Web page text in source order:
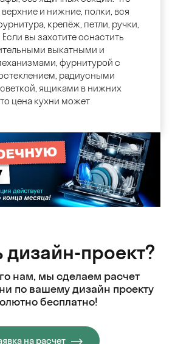
и нижние, полки, вся
крепёж, петли, ручки,
вы захотите оснастить
выкатными и
фурнитурой с
радиусными
ящиками в нижних
цена кухни может
дизайн-проект?
нам, мы сделаем расчет
по вашему дизайн проекту
бесплатно!
на расчет